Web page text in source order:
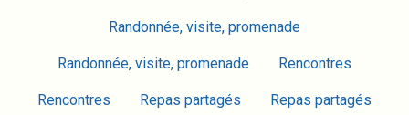
Randonnée, visite, promenade
Randonnée, visite, promenade Rencontres
Rencontres Repas partagés Repas partagés